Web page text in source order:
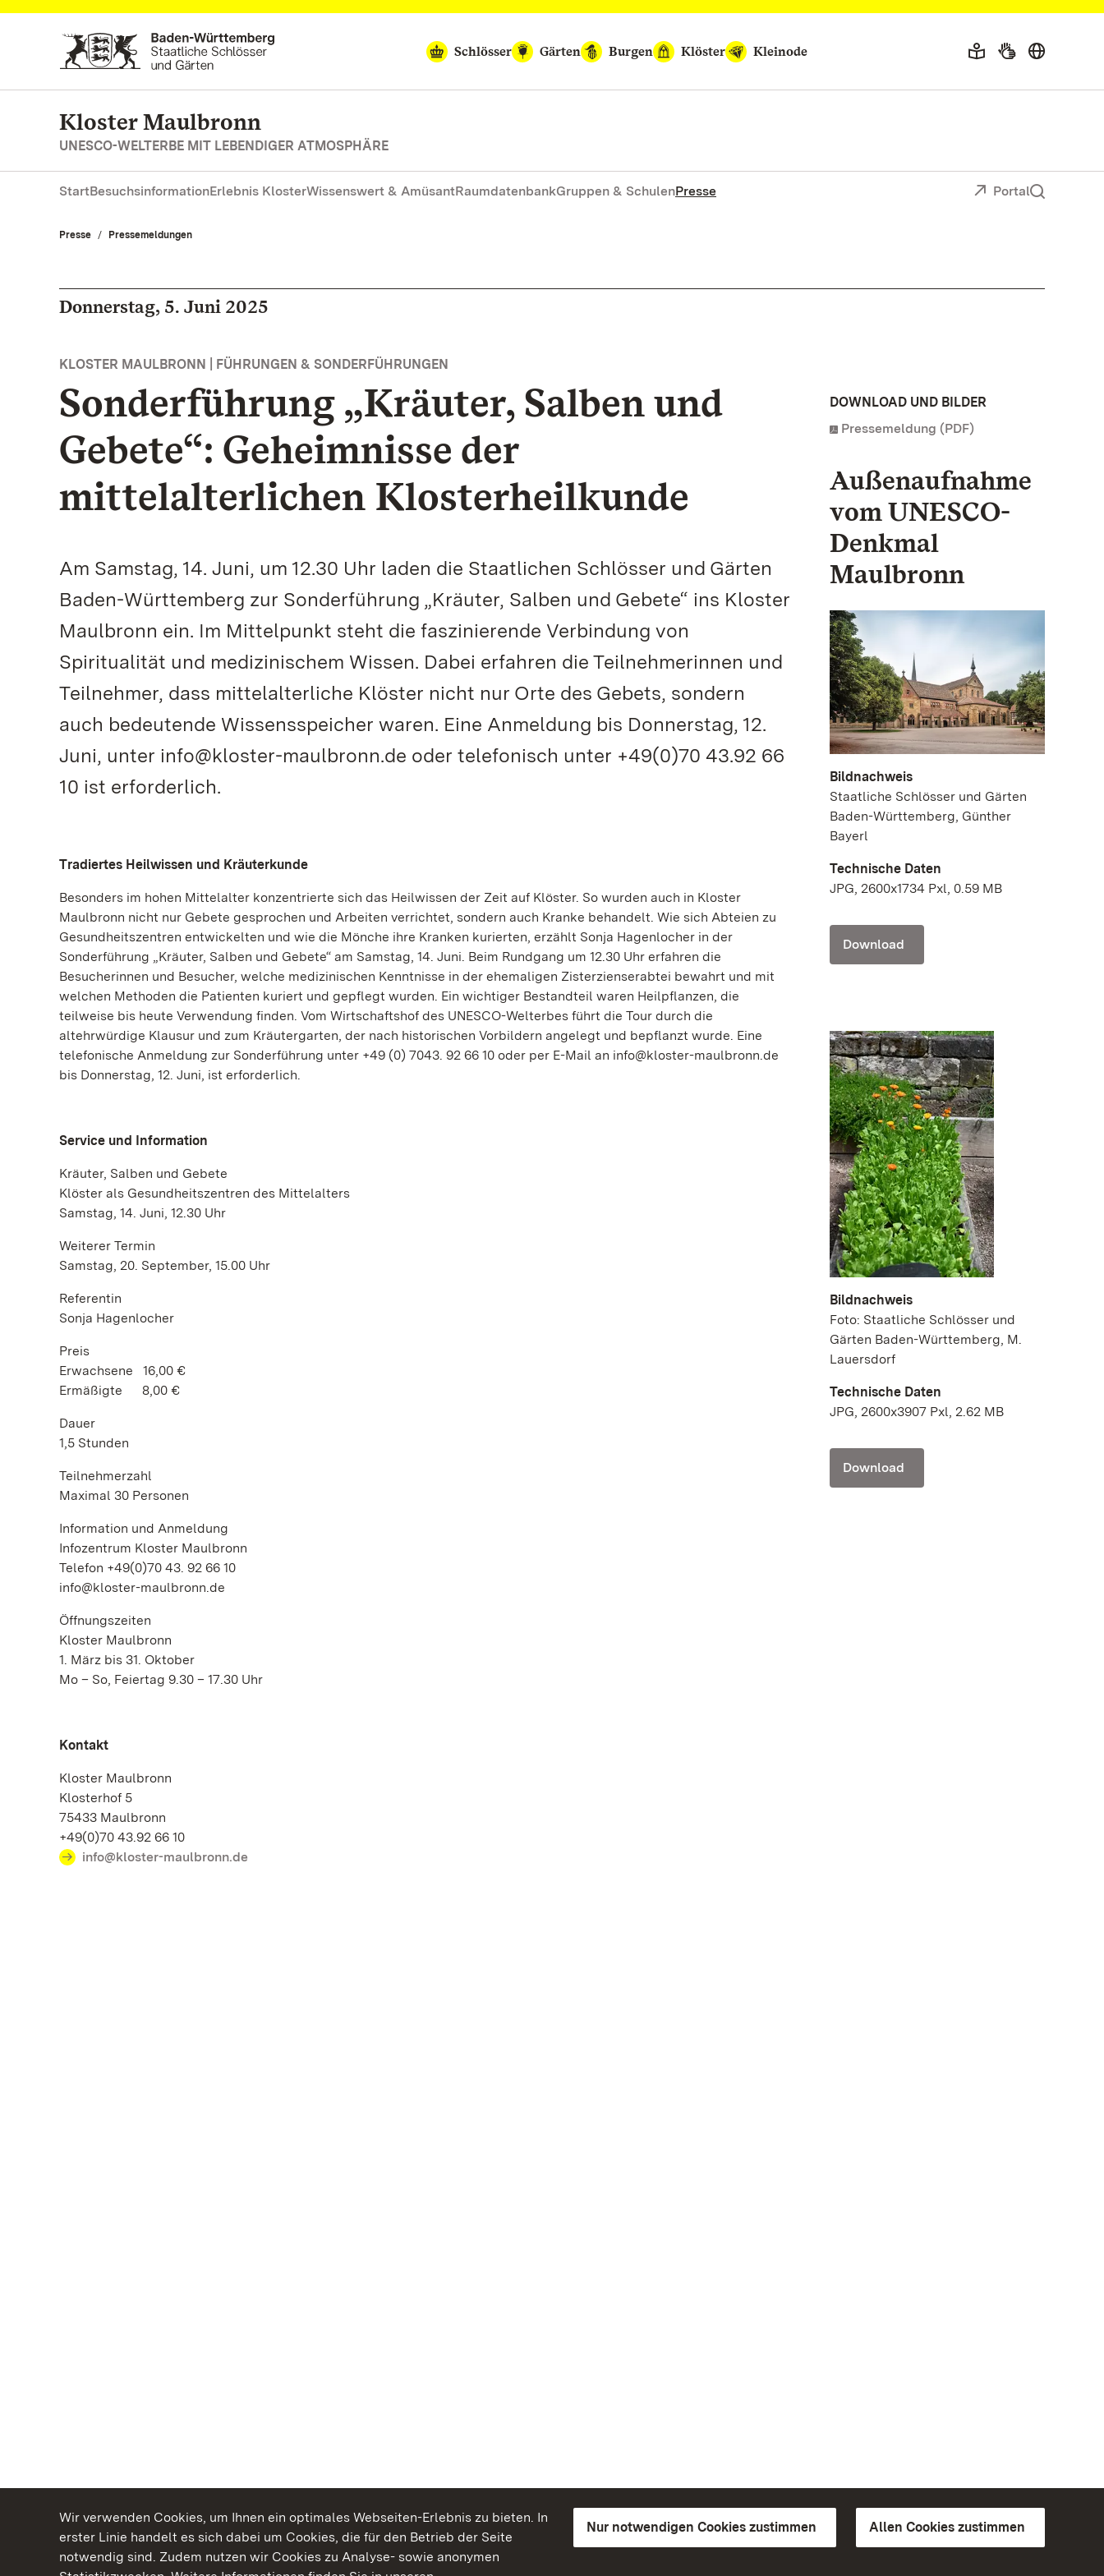
Wir verwenden Cookies, um Ihnen ein optimales Webseiten-Erlebnis zu bieten. In
erster Linie handelt es sich dabei um Cookies, die für den Betrieb der Seite
notwendig sind. Zudem nutzen wir Cookies zu Analyse- sowie anonymen
Nur notwendigen Cookies zustimmen Allen Cookies zustimmen
Zum Hauptinhalt springen
Schlösser
Gärten Burgen Klöster Kleinode
Kloster Maulbronn
UNESCO-WELTERBE MIT LEBENDIGER ATMOSPHÄRE
StartBesuchsinformationErlebnis KlosterWissenswert & AmüsantRaumdatenbankGruppen & SchulenPresse Portal
Presse Pressemeldungen
Donnerstag, 5. Juni 2025
KLOSTER MAULBRONN | FÜHRUNGEN & SONDERFÜHRUNGEN
Sonderführung „Kräuter, Salben und
Gebete“: Geheimnisse der
mittelalterlichen Klosterheilkunde
Am Samstag, 14. Juni, um 12.30 Uhr laden die Staatlichen Schlösser und Gärten
Baden-Württemberg zur Sonderführung „Kräuter, Salben und Gebete“ ins Kloster
Maulbronn ein. Im Mittelpunkt steht die faszinierende Verbindung von
Spiritualität und medizinischem Wissen. Dabei erfahren die Teilnehmerinnen und
Teilnehmer, dass mittelalterliche Klöster nicht nur Orte des Gebets, sondern
auch bedeutende Wissensspeicher waren. Eine Anmeldung bis Donnerstag, 12.
Juni, unter info@kloster-maulbronn.de oder telefonisch unter +49(0)70 43.92 66
10 ist erforderlich.
Tradiertes Heilwissen und Kräuterkunde
Besonders im hohen Mittelalter konzentrierte sich das Heilwissen der Zeit auf Klöster. So wurden auch in Kloster
Maulbronn nicht nur Gebete gesprochen und Arbeiten verrichtet, sondern auch Kranke behandelt. Wie sich Abteien zu
Gesundheitszentren entwickelten und wie die Mönche ihre Kranken kurierten, erzählt Sonja Hagenlocher in der
Sonderführung „Kräuter, Salben und Gebete“ am Samstag, 14. Juni. Beim Rundgang um 12.30 Uhr erfahren die
Besucherinnen und Besucher, welche medizinischen Kenntnisse in der ehemaligen Zisterzienserabtei bewahrt und mit
welchen Methoden die Patienten kuriert und gepflegt wurden. Ein wichtiger Bestandteil waren Heilpflanzen, die
teilweise bis heute Verwendung finden. Vom Wirtschaftshof des UNESCO-Welterbes führt die Tour durch die
altehrwürdige Klausur und zum Kräutergarten, der nach historischen Vorbildern angelegt und bepflanzt wurde. Eine
telefonische Anmeldung zur Sonderführung unter +49 (0) 7043. 92 66 10 oder per E-Mail an info@kloster-maulbronn.de
bis Donnerstag, 12. Juni, ist erforderlich.
Service und Information
Kräuter, Salben und Gebete
Klöster als Gesundheitszentren des Mittelalters
Samstag, 14. Juni, 12.30 Uhr
Weiterer Termin
Samstag, 20. September, 15.00 Uhr
Referentin
Sonja Hagenlocher
Preis
Erwachsene 16,00 €
Ermäßigte 8,00 €
Dauer
1,5 Stunden
Teilnehmerzahl
Maximal 30 Personen
Information und Anmeldung
Infozentrum Kloster Maulbronn
Telefon +49(0)70 43. 92 66 10
info@kloster-maulbronn.de
Öffnungszeiten
Kloster Maulbronn
1. März bis 31. Oktober
Mo – So, Feiertag 9.30 – 17.30 Uhr
Kontakt
Kloster Maulbronn
Klosterhof 5
75433 Maulbronn
+49(0)70 43.92 66 10
info@kloster-maulbronn.de
DOWNLOAD UND BILDER
Pressemeldung (PDF)
Außenaufnahme
vom UNESCO-
Denkmal
Maulbronn
Bildnachweis
Staatliche Schlösser und Gärten
Baden-Württemberg, Günther
Bayerl
Technische Daten
JPG, 2600x1734 Pxl, 0.59 MB
Download
Bildnachweis
Foto: Staatliche Schlösser und
Gärten Baden-Württemberg, M.
Lauersdorf
Technische Daten
JPG, 2600x3907 Pxl, 2.62 MB
Download